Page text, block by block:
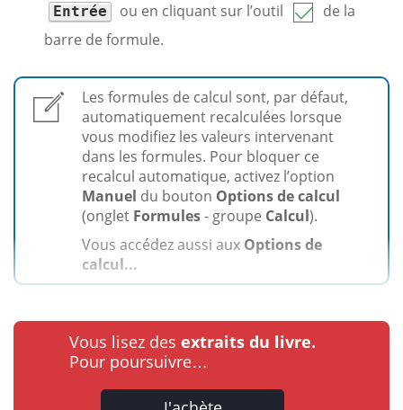
Entrée ou en cliquant sur l’outil
de la
barre de formule.
Les formules de calcul sont, par défaut,
automatiquement recalculées lorsque
vous modifiez les valeurs intervenant
dans les formules. Pour bloquer ce
recalcul automatique, activez l’option
Manuel du bouton Options de calcul
(onglet Formules- groupe Calcul).
Vous accédez aussi aux Options de
calcul...
Vous lisez des extraits du livre.
Pour poursuivre…